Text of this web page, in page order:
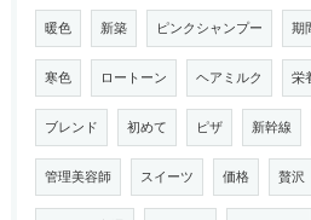
暖色 新築 ピンクシャンプー 期
寒色 ロートーン ヘアミルク 栄
ブレンド 初めて ピザ 新幹線
管理美容師 スイーツ 価格 贅沢